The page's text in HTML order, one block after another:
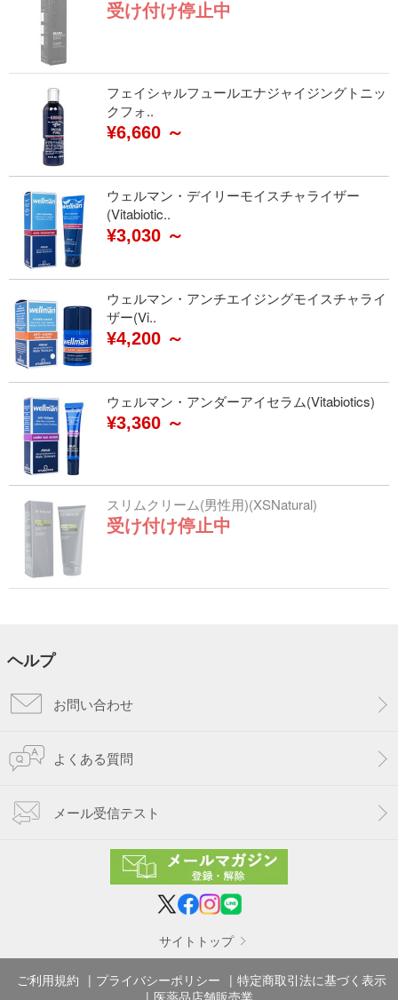
受け付け停止中
フェイシャルフュールエナジャイジングトニッ
クフォ..
¥6,660 ～
ウェルマン・デイリーモイスチャライザー
(Vitabiotic..
¥3,030 ～
ウェルマン・アンチエイジングモイスチャライ
ザー(Vi..
¥4,200 ～
ウェルマン・アンダーアイセラム(Vitabiotics)
¥3,360 ～
スリムクリーム(男性用)(XSNatural)
受け付け停止中
ヘルプ
お問い合わせ
よくある質問
メール受信テスト
サイトトップ
ご利用規約 プライバシーポリシー
特定商取引法に基づく表示
医薬品店舗販売業